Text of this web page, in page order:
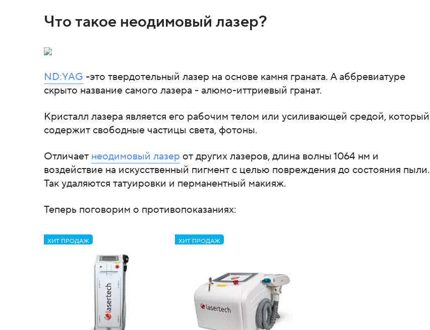
Что такое неодимовый лазер?
ND:YAG -это твердотельный лазер на основе камня граната. А аббревиатуре
скрыто название самого лазера - алюмо-иттриевый гранат.
Кристалл лазера является его рабочим телом или усиливающей средой, который
содержит свободные частицы света, фотоны.
Отличает неодимовый лазер от других лазеров, длина волны 1064 нм и
воздействие на искусственный пигмент с целью повреждения до состояния пыли.
Так удаляются татуировки и перманентный макияж.
Теперь поговорим о противопоказаниях:
ХИТ ПРОДАЖ ХИТ ПРОДАЖ